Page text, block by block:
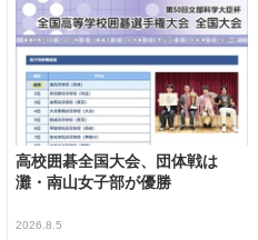
高校囲碁全国大会、団体戦は
灘・南山女子部が優勝
2026.8.5